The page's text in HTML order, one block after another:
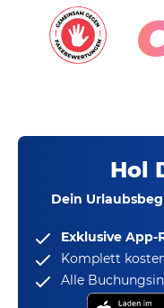
Hol
Dein
Exklusive App-
Komplett
Alle